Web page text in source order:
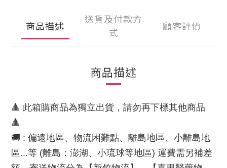
商品描述
送貨及付款方
式
顧客評價
商品描述
🔺 此箱購商品為獨立出貨，請勿再下標其他商品
🔺
🚚 : 偏遠地區、物流困難點、離島地區、小離島地
區...等 (離島：澎湖、小琉球等地區) 運費需另補差